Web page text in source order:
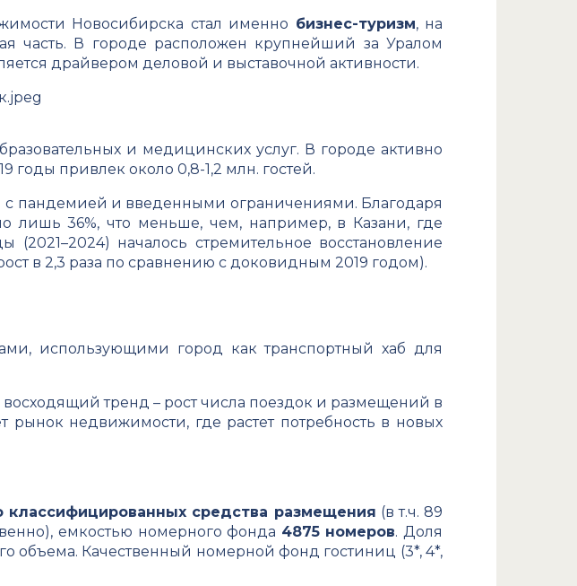
Новосибирска стал именно бизнес-туризм, на
часть. В городе расположен крупнейший за Уралом
драйвером деловой и выставочной активности.
и медицинских услуг. В городе активно
годы привлек около 0,8-1,2 млн. гостей.
с пандемией и введенными ограничениями. Благодаря
лишь 36%, что меньше, чем, например, в Казани, где
началось стремительное восстановление
в 2,3 раза по сравнению с доковидным 2019 годом).
использующими город как транспортный хаб для
тренд – рост числа поездок и размещений в
недвижимости, где растет потребность в новых
классифицированных средства размещения (в т.ч. 89
емкостью номерного фонда 4875 номеров. Доля
объема. Качественный номерной фонд гостиниц (3*, 4*,